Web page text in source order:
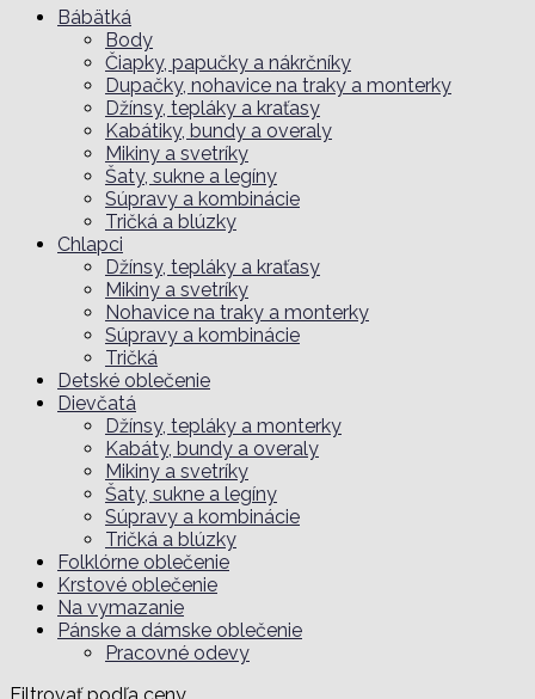
Bábätká
Body
Čiapky, papučky a nákrčníky
Dupačky, nohavice na traky a monterky
Džínsy, tepláky a kraťasy
Kabátiky, bundy a overaly
Mikiny a svetríky
Šaty, sukne a legíny
Súpravy a kombinácie
Tričká a blúzky
Chlapci
Džínsy, tepláky a kraťasy
Mikiny a svetríky
Nohavice na traky a monterky
Súpravy a kombinácie
Tričká
Detské oblečenie
Dievčatá
Džínsy, tepláky a monterky
Kabáty, bundy a overaly
Mikiny a svetríky
Šaty, sukne a legíny
Súpravy a kombinácie
Tričká a blúzky
Folklórne oblečenie
Krstové oblečenie
Na vymazanie
Pánske a dámske oblečenie
Pracovné odevy
Filtrovať podľa ceny